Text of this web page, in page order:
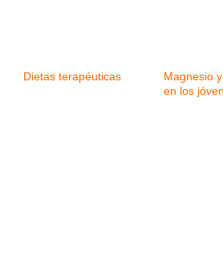
Dietas terapéuticas
Magnesio
en los